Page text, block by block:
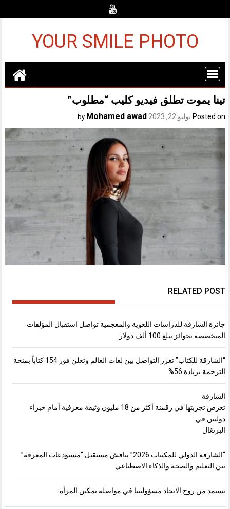
YOUR SMILE PHOTO
تينا يموت تطلق فيديو كليب “مطلوب”
Posted on يوليو 22, 2023 Mohamed awad
RELATED POST
جائزة الشارقة للدراسات اللغوية والمعجمية تواصل استقبال المؤلفات
المتخصصة بجوائز تبلغ 100 ألف دولار
“الشارقة للكتاب” تعزز التواصل بين لغات العالم وتعلن فوز 154 كتاباً بمنحة
الترجمة بزيادة 56%
الشارقة
تعرض تجربتها في رقمنة أكثر من 18 مليون وثيقة معرفية أمام خبراء
دوليين في
البرتغال
“الشارقة الدولي للمكتبات 2026” يناقش مستقبل “مستودعات المعرفة”
بين التعليم والصحة والذكاء الاصطناعي
نستمد من روح الاتحاد مسؤوليتنا في مواصلة تمكين المرأة